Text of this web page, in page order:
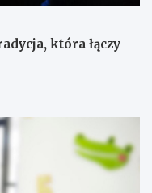
która łączy